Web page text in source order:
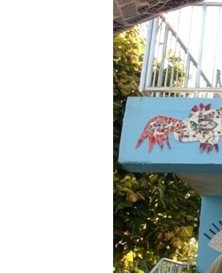
LA REALIDAD DE LA VIVIENDA EN
SER VIEJO EN CUBA
LOS SANTOS DE HIALEAH
DESINFORMACIÓN RUSA EN
LA INVASIÓN DE RUSIA A UCRANIA